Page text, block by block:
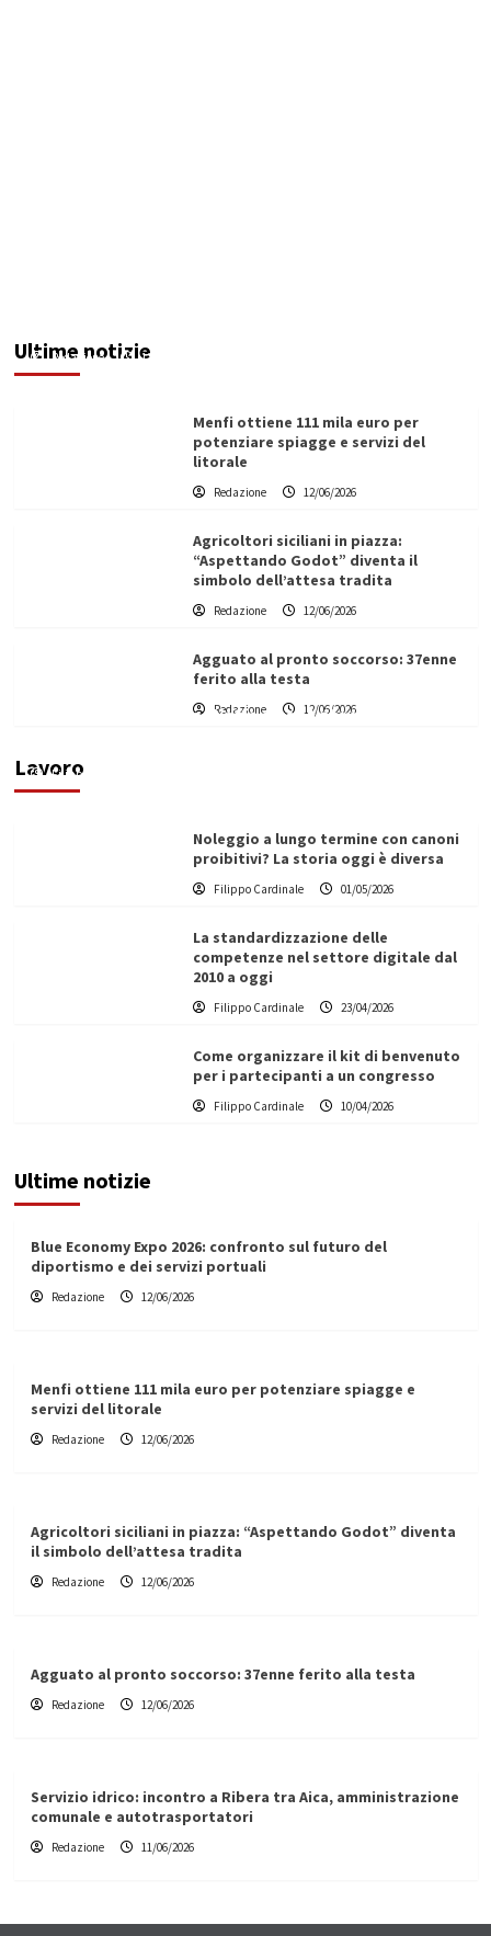
Ultime notizie
Redazione 12/06/2026
Menfi ottiene 111 mila euro per
potenziare spiagge e servizi del
litorale
Redazione 12/06/2026
Agricoltori siciliani in piazza:
“Aspettando Godot” diventa il
simbolo dell’attesa tradita
Redazione 12/06/2026
Agguato al pronto soccorso: 37enne
ferito alla testa
Redazione 12/06/2026
Lavoro
Vino in Italia: il giro d’affari contribuisce
Filippo Cardinale
Noleggio a lungo termine con canoni
proibitivi? La storia oggi è diversa
Filippo Cardinale 01/05/2026
La standardizzazione delle
competenze nel settore digitale dal
2010 a oggi
Filippo Cardinale 23/04/2026
Come organizzare il kit di benvenuto
per i partecipanti a un congresso
Filippo Cardinale 10/04/2026
Ultime notizie
Blue Economy Expo 2026: confronto sul futuro del
diportismo e dei servizi portuali
Redazione 12/06/2026
Menfi ottiene 111 mila euro per potenziare spiagge e
servizi del litorale
Redazione 12/06/2026
Agricoltori siciliani in piazza: “Aspettando Godot” diventa
il simbolo dell’attesa tradita
Redazione 12/06/2026
Agguato al pronto soccorso: 37enne ferito alla testa
Redazione 12/06/2026
Servizio idrico: incontro a Ribera tra Aica, amministrazione
comunale e autotrasportatori
Redazione 11/06/2026